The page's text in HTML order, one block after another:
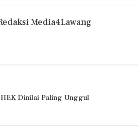
Media4Lawang
Dinilai Paling Unggul